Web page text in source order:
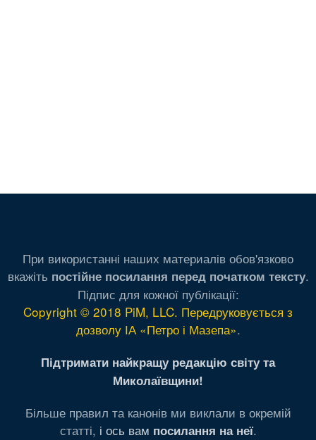
При використанні наших материалів обов'язково
вкажіть постійне посилання перед початком тексту.
Підпис для кожної публікації:
Copyright © 2018 PiM, LLC. Передруковується з
дозволу ІА «Петро і Мазепа».
Підтримати найкращу редакцію світу та
Миколаївщини!
Більше правил та канонів ми виклали в окремій
статті, і ось вам посилання на неї.